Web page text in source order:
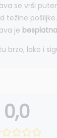
se vrši
težine
je
brzo, lako i
0,0